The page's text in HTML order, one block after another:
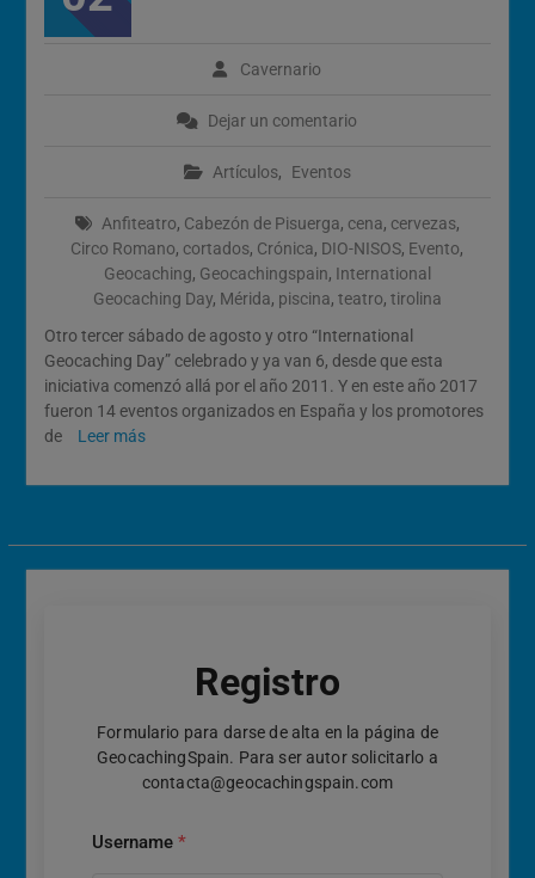
Evento del 1 de mayo de
Cavernario
Dejar un comentario
Artículos, Eventos
Anfiteatro, Cabezón de Pisuerga, cena, cervezas,
Circo Romano, cortados, Crónica, DIO-NISOS, Evento,
Geocaching, Geocachingspain, International
Geocaching Day, Mérida, piscina, teatro, tirolina
Otro tercer sábado de agosto y otro “International
Geocaching Day” celebrado y ya van 6, desde que esta
iniciativa comenzó allá por el año 2011. Y en este año 2017
fueron 14 eventos organizados en España y los promotores
de
Leer más
Registro
Formulario para darse de alta en la página de
GeocachingSpain. Para ser autor solicitarlo a
contacta@geocachingspain.com
Username *